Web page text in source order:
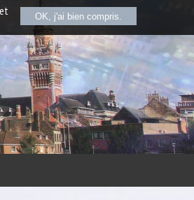
OK, j'ai bien compris.